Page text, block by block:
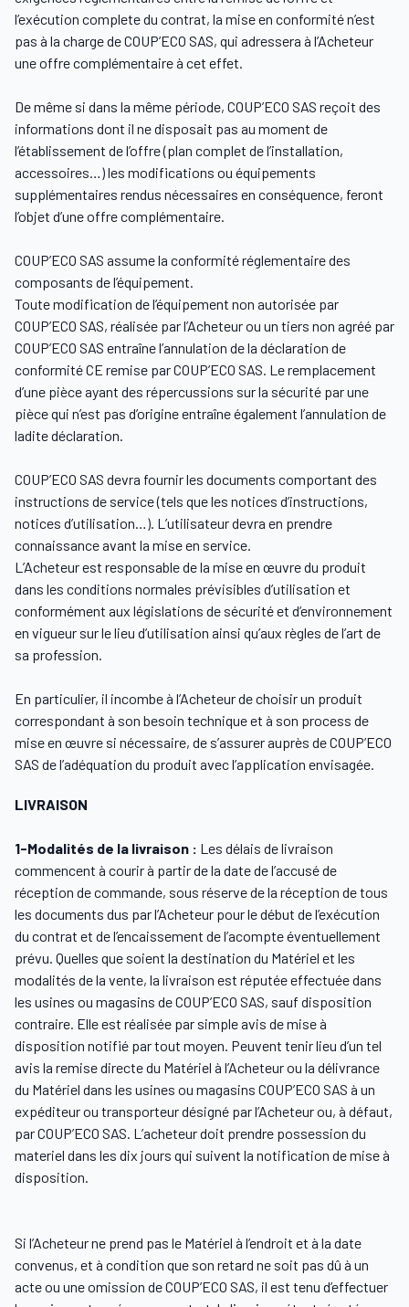
l’exécution complete du contrat, la mise en conformité n’est
pas à la charge de COUP’ECO SAS, qui adressera à l’Acheteur
une offre complémentaire à cet effet.
De même si dans la même période, COUP’ECO SAS reçoit des
informations dont il ne disposait pas au moment de
l’établissement de l’offre (plan complet de l’installation,
accessoires…) les modifications ou équipements
supplémentaires rendus nécessaires en conséquence, feront
l’objet d’une offre complémentaire.
COUP’ECO SAS assume la conformité réglementaire des
composants de l’équipement.
Toute modification de l’équipement non autorisée par
COUP’ECO SAS, réalisée par l’Acheteur ou un tiers non agréé par
COUP’ECO SAS entraîne l’annulation de la déclaration de
conformité CE remise par COUP’ECO SAS. Le remplacement
d’une pièce ayant des répercussions sur la sécurité par une
pièce qui n’est pas d’origine entraîne également l’annulation de
ladite déclaration.
COUP’ECO SAS devra fournir les documents comportant des
instructions de service (tels que les notices d’instructions,
notices d’utilisation…). L’utilisateur devra en prendre
connaissance avant la mise en service.
L’Acheteur est responsable de la mise en œuvre du produit
dans les conditions normales prévisibles d’utilisation et
conformément aux législations de sécurité et d’environnement
en vigueur sur le lieu d’utilisation ainsi qu’aux règles de l’art de
sa profession.
En particulier, il incombe à l’Acheteur de choisir un produit
correspondant à son besoin technique et à son process de
mise en œuvre si nécessaire, de s’assurer auprès de COUP’ECO
SAS de l’adéquation du produit avec l’application envisagée.
LIVRAISON
1-Modalités de la livraison : Les délais de livraison
commencent à courir à partir de la date de l’accusé de
réception de commande, sous réserve de la réception de tous
les documents dus par l’Acheteur pour le début de l’exécution
du contrat et de l’encaissement de l’acompte éventuellement
prévu. Quelles que soient la destination du Matériel et les
modalités de la vente, la livraison est réputée effectuée dans
les usines ou magasins de COUP’ECO SAS, sauf disposition
contraire. Elle est réalisée par simple avis de mise à
disposition notifié par tout moyen. Peuvent tenir lieu d’un tel
avis la remise directe du Matériel à l’Acheteur ou la délivrance
du Matériel dans les usines ou magasins COUP’ECO SAS à un
expéditeur ou transporteur désigné par l’Acheteur ou, à défaut,
par COUP’ECO SAS. L’acheteur doit prendre possession du
materiel dans les dix jours qui suivent la notification de mise à
disposition.
Si l’Acheteur ne prend pas le Matériel à l’endroit et à la date
convenus, et à condition que son retard ne soit pas dû à un
acte ou une omission de COUP’ECO SAS, il est tenu d’effectuer